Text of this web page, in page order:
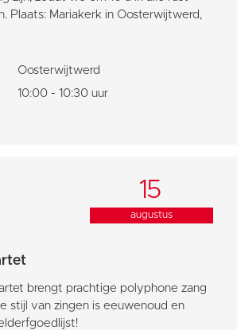
Plaats: Mariakerk in Oosterwijtwerd,
Oosterwijtwerd
10:00 - 10:30 uur
15
augustus
brengt prachtige polyphone zang
stijl van zingen is eeuwenoud en